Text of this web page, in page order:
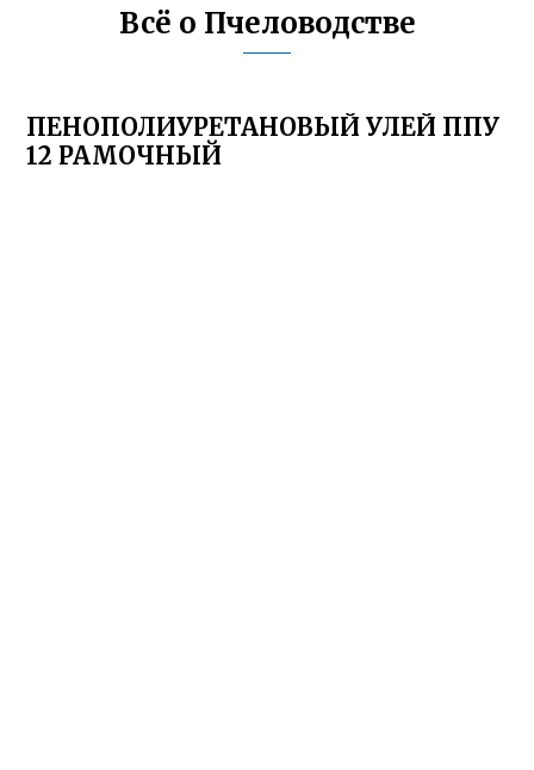
Всё о Пчеловодстве
ПЕНОПОЛИУРЕТАНОВЫЙ УЛЕЙ ППУ
12 РАМОЧНЫЙ